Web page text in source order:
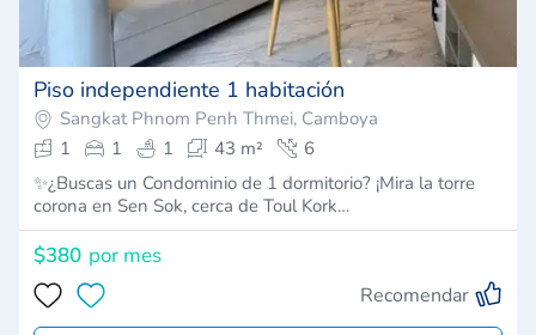
Piso independiente 1 habitación
Sangkat Phnom Penh Thmei, Camboya
1
1 1 43 m²
6
✨¿Buscas un Condominio de 1 dormitorio? ¡Mira la torre
corona en Sen Sok, cerca de Toul Kork…
$380 por mes
Recomendar